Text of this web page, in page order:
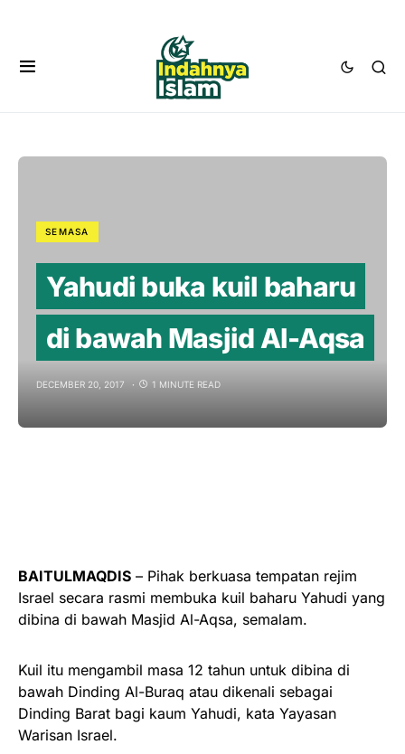
SEMASA
Yahudi buka kuil baharu
di bawah Masjid Al-Aqsa
DECEMBER 20, 2017 1 MINUTE READ
BAITULMAQDIS – Pihak berkuasa tempatan rejim
Israel secara rasmi membuka kuil baharu Yahudi yang
dibina di bawah Masjid Al-Aqsa, semalam.
Kuil itu mengambil masa 12 tahun untuk dibina di
bawah Dinding Al-Buraq atau dikenali sebagai
Dinding Barat bagi kaum Yahudi, kata Yayasan
Warisan Israel.